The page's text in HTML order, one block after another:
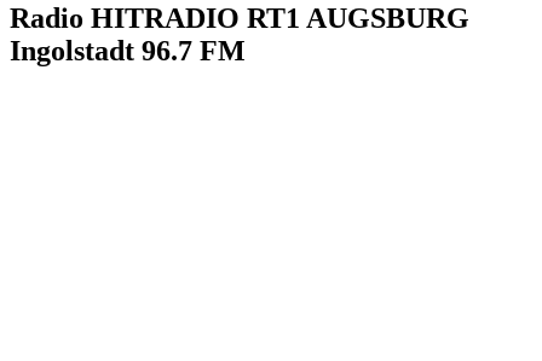
Radio HITRADIO RT1 AUGSBURG
Ingolstadt 96.7 FM